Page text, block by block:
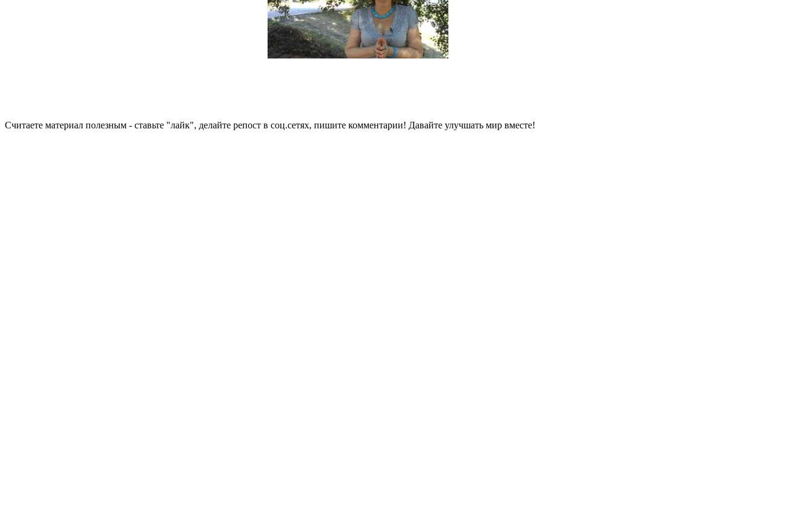
Считаете материал полезным - ставьте "лайк", делайте репост в соц.сетях, пишите комментарии! Давайте улучшать мир вместе!